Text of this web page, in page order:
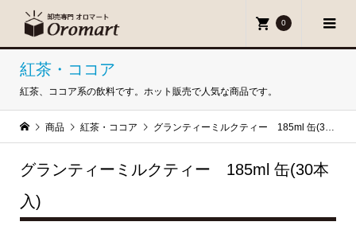
0
紅茶・ココア
紅茶、ココア系の飲料です。ホット販売で人気な商品です。
商品 紅茶・ココア グランティーミルクティー 185ml 缶(30本入)
グランティーミルクティー 185ml 缶(30本
入)